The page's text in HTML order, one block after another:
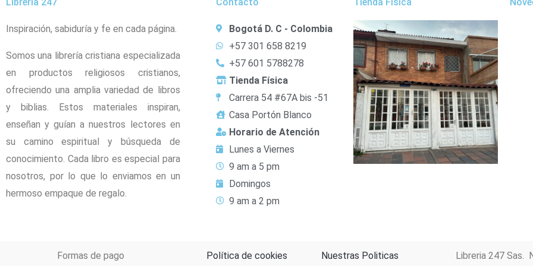
Inspiración, sabiduría y fe en cada página.
Somos una librería cristiana especializada
en productos religiosos cristianos,
ofreciendo una amplia variedad de libros
y biblias. Estos materiales inspiran,
enseñan y guían a nuestros lectores en
su camino espiritual y búsqueda de
conocimiento. Cada libro es especial para
nosotros, por lo que lo enviamos en un
hermoso empaque de regalo.
Bogotá D. C - Colombia
+57 301 658 8219
+57 601 5788278
Tienda Física
Carrera 54 #67A bis -51
Casa Portón Blanco
Horario de Atención
Lunes a Viernes
9 am a 5 pm
Domingos
9 am a 2 pm
Formas de pago Política de cookies Nuestras Politicas Libreria 247 Sas.